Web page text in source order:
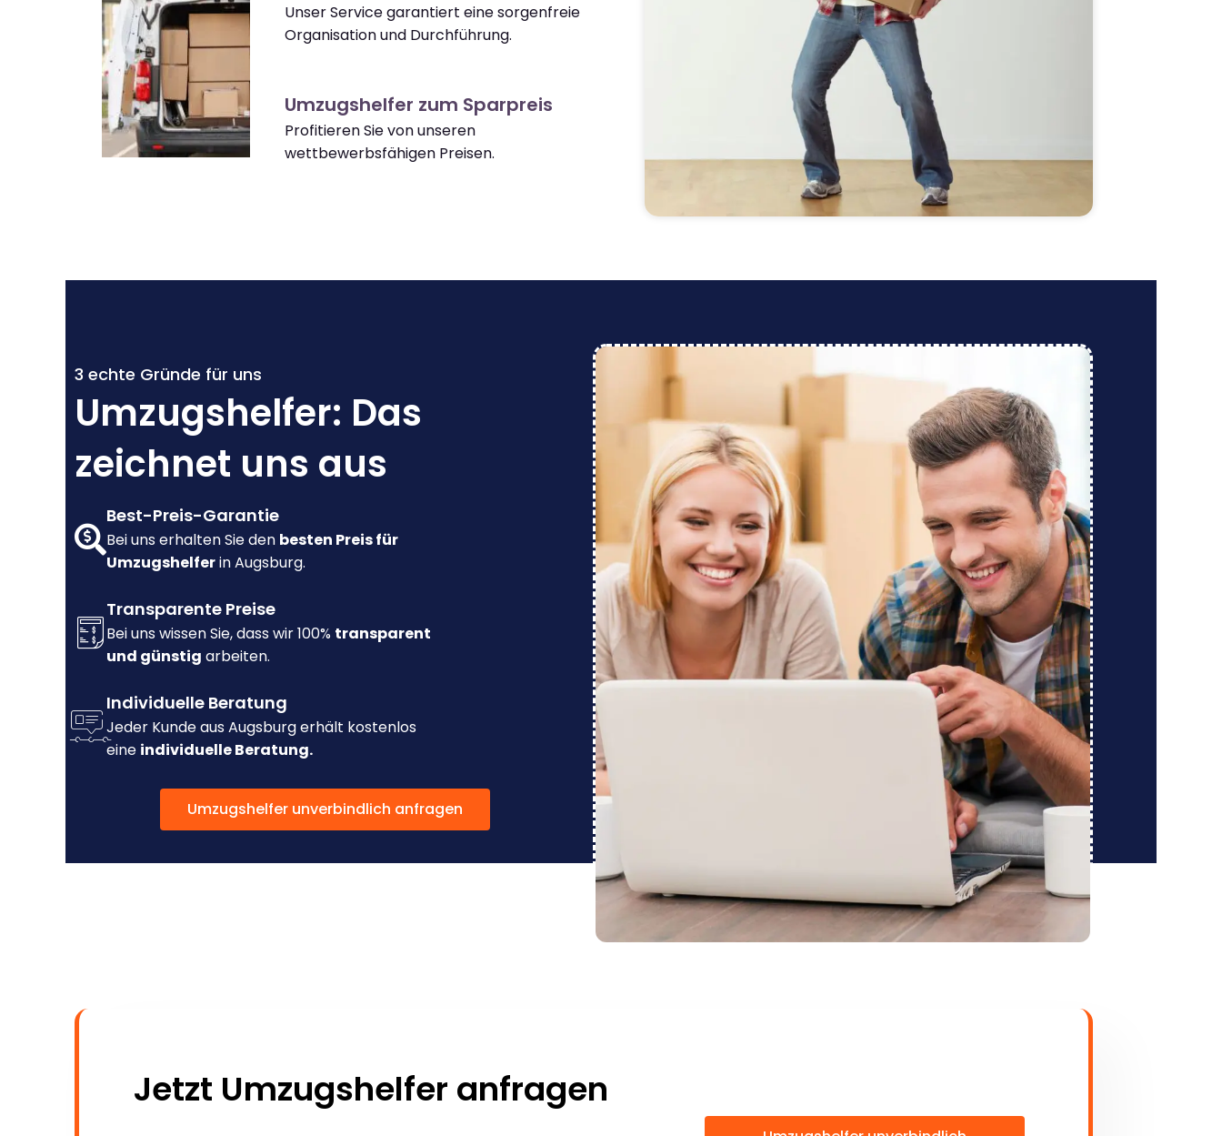
Unser Service garantiert eine sorgenfreie
Organisation und Durchführung.
Umzugshelfer zum Sparpreis
Profitieren Sie von unseren
wettbewerbsfähigen Preisen.
3 echte Gründe für uns
Umzugshelfer: Das
zeichnet uns aus
Best-Preis-Garantie
Bei uns erhalten Sie den besten Preis für
Umzugshelferin Augsburg.
Transparente Preise
Bei uns wissen Sie, dass wir 100% transparent
und günstig arbeiten.
Individuelle Beratung
Jeder Kunde aus Augsburg erhält kostenlos
eine individuelle Beratung.
Umzugshelfer unverbindlich anfragen
Jetzt Umzugshelfer anfragen